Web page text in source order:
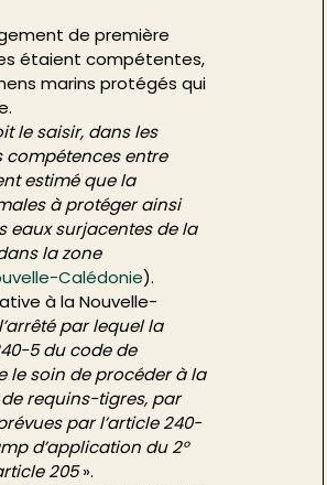
de première
étaient compétentes,
marins protégés qui
le saisir, dans les
compétences entre
estimé que la
à protéger ainsi
eaux surjacentes de la
la zone
Calédonie).
à la Nouvelle-
l’arrêté par lequel la
5 du code de
le soin de procéder à la
requins-tigres, par
par l’article 240-
d’application du 2°
205 ».